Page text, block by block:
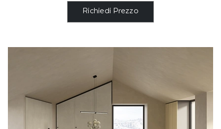
Richiedi Prezzo